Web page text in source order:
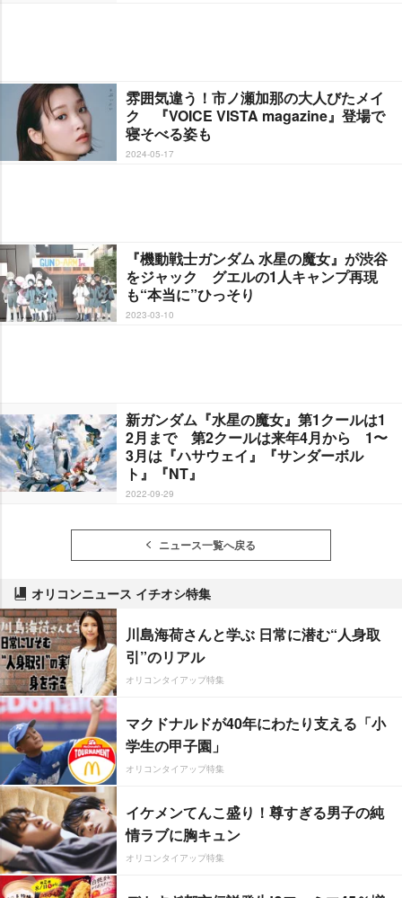
雰囲気違う！市ノ瀬加那の大人びたメイ
ク 『VOICE VISTA magazine』登場で
寝そべる姿も
2024-05-17
『機動戦士ガンダム 水星の魔女』が渋谷
をジャック グエルの1人キャンプ再現
も“本当に”ひっそり
2023-03-10
新ガンダム『水星の魔女』第1クールは1
2月まで 第2クールは来年4月から 1〜
3月は『ハサウェイ』『サンダーボル
ト』『NT』
2022-09-29
ニュース一覧へ戻る
オリコンニュース イチオシ特集
川島海荷さんと学ぶ 日常に潜む“人身取
引”のリアル
オリコンタイアップ特集
マクドナルドが40年にわたり支える「小
学生の甲子園」
オリコンタイアップ特集
イケメンてんこ盛り！尊すぎる男子の純
情ラブに胸キュン
オリコンタイアップ特集